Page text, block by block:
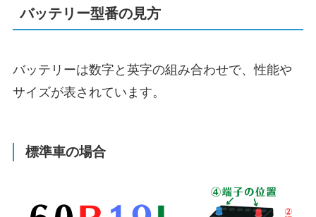
バッテリー型番の見方
バッテリーは数字と英字の組み合わせで、性能や
サイズが表されています。
標準車の場合